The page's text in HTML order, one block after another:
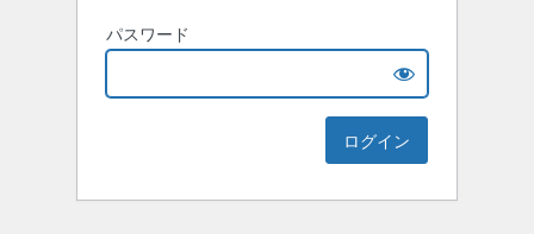
パスワード